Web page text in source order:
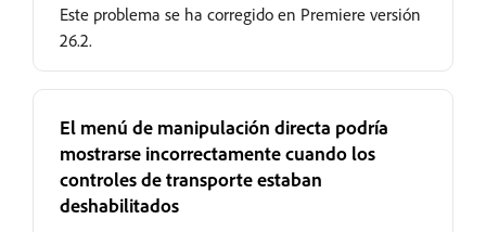
Este problema se ha corregido en Premiere versión
26.2.
El menú de manipulación directa podría
mostrarse incorrectamente cuando los
controles de transporte estaban
deshabilitados